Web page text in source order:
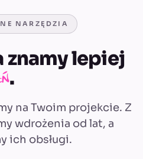
NARZĘDZIA
znamy lepiej
.
na Twoim projekcie. Z
wdrożenia od lat, a
ich obsługi.